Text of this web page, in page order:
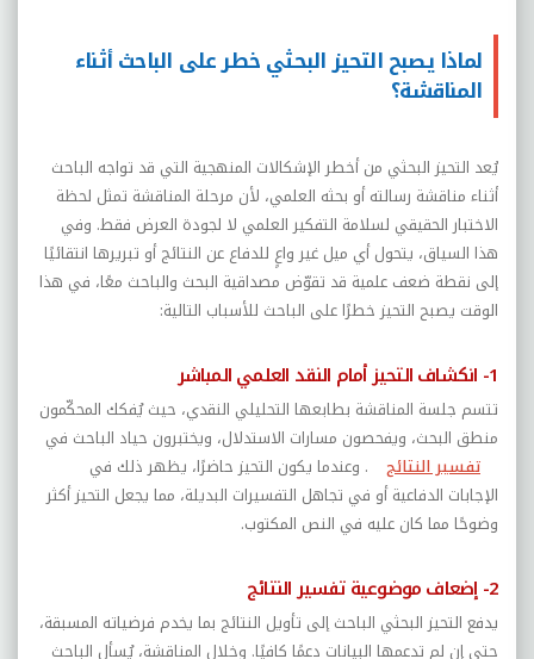
لماذا يصبح التحيز البحثي خطر على الباحث أثناء
المناقشة؟
يُعد التحيز البحثي من أخطر الإشكالات المنهجية التي قد تواجه الباحث
أثناء مناقشة رسالته أو بحثه العلمي، لأن مرحلة المناقشة تمثل لحظة
الاختبار الحقيقي لسلامة التفكير العلمي لا لجودة العرض فقط. وفي
هذا السياق، يتحول أي ميل غير واعٍ للدفاع عن النتائج أو تبريرها انتقائيًا
إلى نقطة ضعف علمية قد تقوّض مصداقية البحث والباحث معًا، في هذا
الوقت يصبح التحيز خطرًا على الباحث للأسباب التالية:
1- انكشاف التحيز أمام النقد العلمي المباشر
تتسم جلسة المناقشة بطابعها التحليلي النقدي، حيث يُفكك المحكّمون
منطق البحث، ويفحصون مسارات الاستدلال، ويختبرون حياد الباحث في
تفسير النتائج
. وعندما يكون التحيز حاضرًا، يظهر ذلك في
الإجابات الدفاعية أو في تجاهل التفسيرات البديلة، مما يجعل التحيز أكثر
وضوحًا مما كان عليه في النص المكتوب.
2- إضعاف موضوعية تفسير النتائج
يدفع التحيز البحثي الباحث إلى تأويل النتائج بما يخدم فرضياته المسبقة،
حتى إن لم تدعمها البيانات دعمًا كافيًا. وخلال المناقشة، يُسأل الباحث